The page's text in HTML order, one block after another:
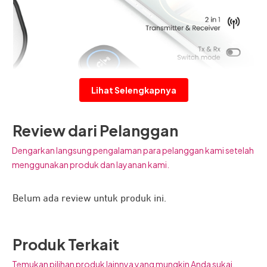
praktis dalam satu perangkat. Kontrol musik hingga
Lihat Selengkapnya
Review dari Pelanggan
Dengarkan langsung pengalaman para pelanggan kami setelah
menggunakan produk dan layanan kami.
Belum ada review untuk produk ini.
Produk Terkait
Temukan pilihan produk lainnya yang mungkin Anda sukai.